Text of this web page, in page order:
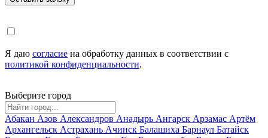
Я даю согласие на обработку данных в соответствии с
политикой конфиденциальности.
Выберите город
Абакан Азов Александров Анадырь Ангарск Арзамас Артём
Архангельск Астрахань Ачинск Балашиха Барнаул Батайск